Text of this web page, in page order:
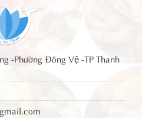
-Phường Đông Vệ -TP Thanh